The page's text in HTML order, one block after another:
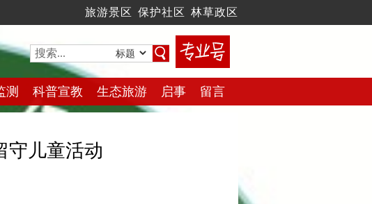
旅游景区 保护社区 林草政区
测 科普宣教 生态旅游 启事 留言
守儿童活动